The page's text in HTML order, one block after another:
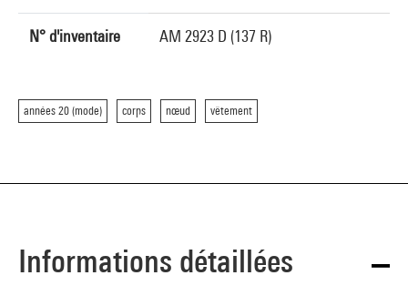
N° d'inventaire AM 2923 D (137 R)
années 20 (mode) corps nœud vêtement
Informations détaillées